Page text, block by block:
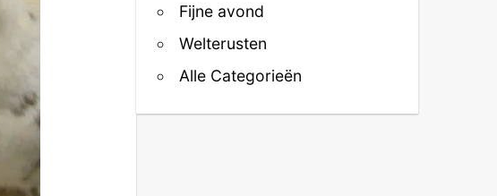
Fijne avond
Welterusten
Alle Categorieën